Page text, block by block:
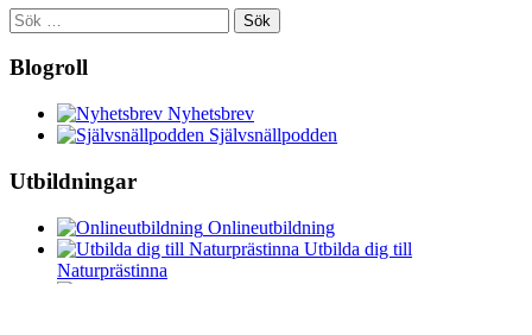
Sök
efter:
Blogroll
Nyhetsbrev
Självsnällpodden
Utbildningar
Onlineutbildning
Utbilda dig till
Naturprästinna